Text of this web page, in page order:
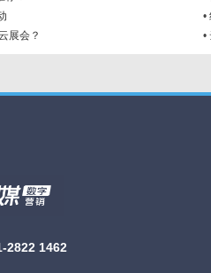
•
展会？ •
2822 1462